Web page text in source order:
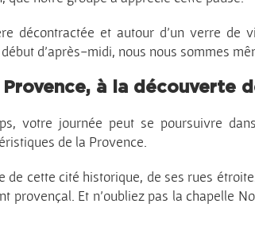
décontractée et autour d’un verre
d’après-midi, nous nous sommes
Provence, à la découverte
votre journée peut se poursuivre
de la Provence.
de cette cité historique, de ses rues
provençal. Et n’oubliez pas la chapelle